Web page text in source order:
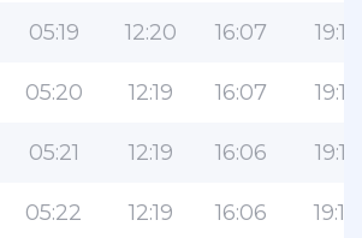
05:19 12:20 16:07 19:17
05:20 12:19 16:07 19:16
05:21 12:19 16:06 19:15
05:22 12:19 16:06 19:14